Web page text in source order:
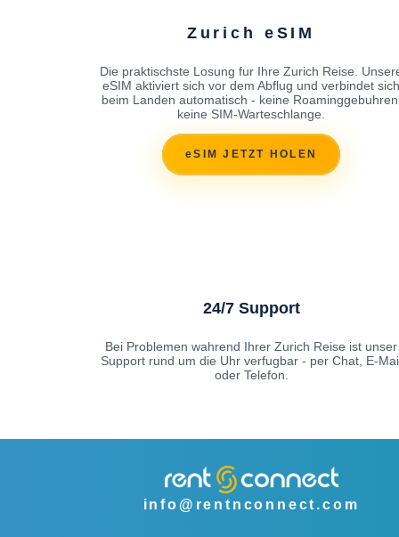
Zurich eSIM
Die praktischste Losung fur Ihre Zurich Reise.
eSIM aktiviert sich vor dem Abflug und verbindet sich
beim Landen automatisch - keine
keine SIM-Warteschlange.
eSIM JETZT HOLEN
24/7 Support
Bei Problemen wahrend Ihrer Zurich Reise ist unser
Support rund um die Uhr verfugbar - per Chat, E-
oder Telefon.
info@rentnconnect.com